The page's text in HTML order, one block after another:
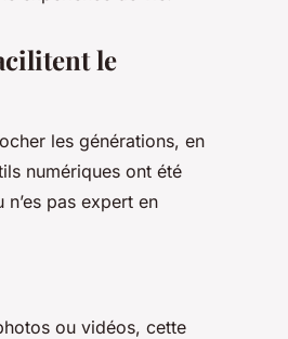
le
les générations, en
numériques ont été
pas expert en
ou vidéos, cette